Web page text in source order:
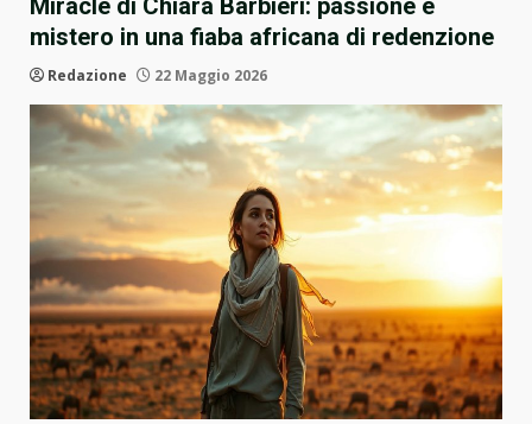
Miracle di Chiara Barbieri: passione e
mistero in una fiaba africana di redenzione
Redazione 22 Maggio 2026